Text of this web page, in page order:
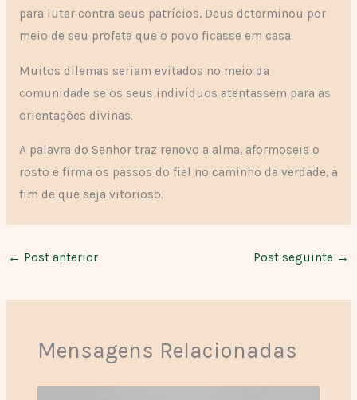
para lutar contra seus patrícios, Deus determinou por
meio de seu profeta que o povo ficasse em casa.
Muitos dilemas seriam evitados no meio da
comunidade se os seus indivíduos atentassem para as
orientações divinas.
A palavra do Senhor traz renovo a alma, aformoseia o
rosto e firma os passos do fiel no caminho da verdade, a
fim de que seja vitorioso.
← Post anterior Post seguinte →
Mensagens Relacionadas